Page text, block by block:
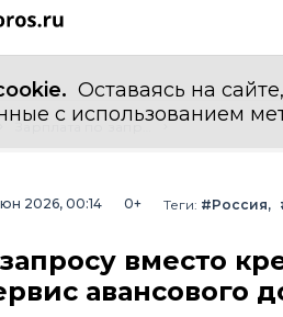
Оставаясь на
с использованием
Зарплата по запросу вместо кредитной карты: в России запустили сервис авансового доступа для миллионов
2026, 00:14 0+ Теги: #Россия
вместо
авансового